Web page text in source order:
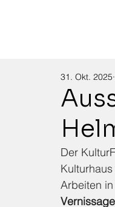
31. Okt. 2025
Der
Arbeiten